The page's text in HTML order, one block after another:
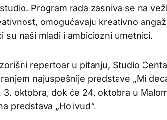
Program rada zasniva se na
omogućavaju kreativno
su naši mladi i ambiciozni umetnici.
repertoar u pitanju, Studio
najuspešnije predstave „Mi
3. oktobra, dok će 24. oktobra u
predstava „Holivud“.